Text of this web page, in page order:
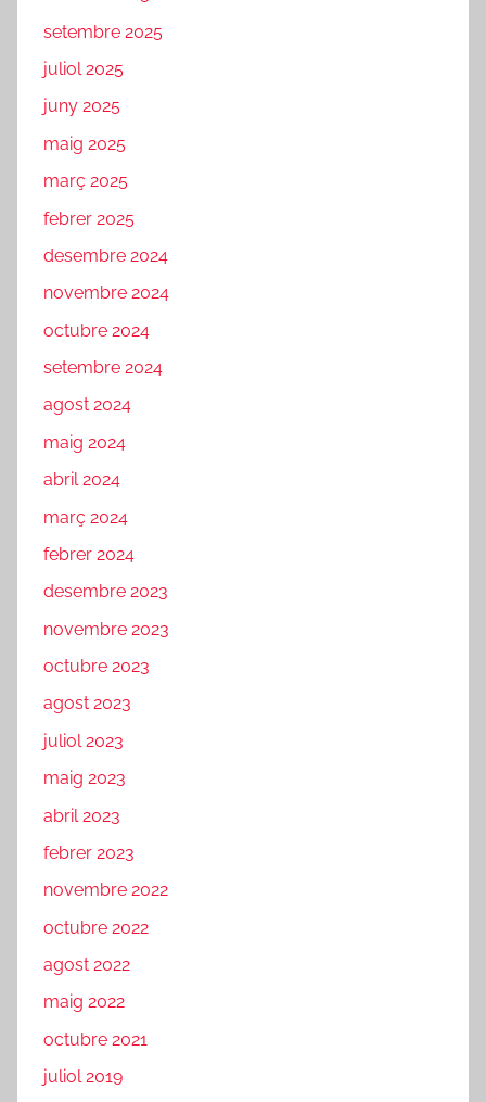
setembre 2025
juliol 2025
juny 2025
maig 2025
març 2025
febrer 2025
desembre 2024
novembre 2024
octubre 2024
setembre 2024
agost 2024
maig 2024
abril 2024
març 2024
febrer 2024
desembre 2023
novembre 2023
octubre 2023
agost 2023
juliol 2023
maig 2023
abril 2023
febrer 2023
novembre 2022
octubre 2022
agost 2022
maig 2022
octubre 2021
juliol 2019